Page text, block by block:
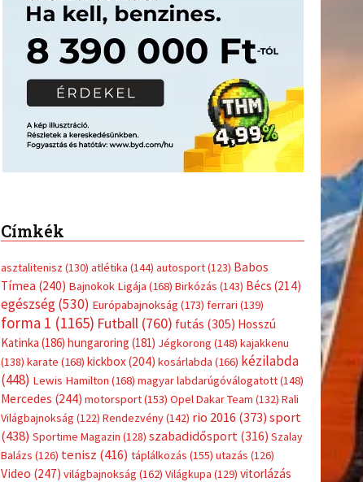
Címkék
asztalitenisz (130) atlétika (144) autosport(123) Babos
Tímea (240) Bajnokok Ligája (168) Birkózás (143) Bécs (214)
egészség(530) Európabajnokság (173) ferrari (139)
forma 1 (1165) Futball (760) futás (305) Hosszú
Katinka (186) hungaroring (181) Jégkorong (148) kajakkenu
(138) karate (168) kickbox(204) kosárlabda (166) kézilabda
(448) Lewis Hamilton (168) magyar labdarúgóválogatott(148)
Mercedes (244) motorsport(153) Opel Dakar Team (132) Rali
Világbajnokság (122) Rendezvény(142) rio 2016 (373) sport
(438) Sportime Magazin (128) szabadidősport (316) Szalay
Balázs (126) tenisz (416) táplálkozás (155) utazás (126)
Video (247) világbajnokság (162) Világkupa (129) vitorlázás